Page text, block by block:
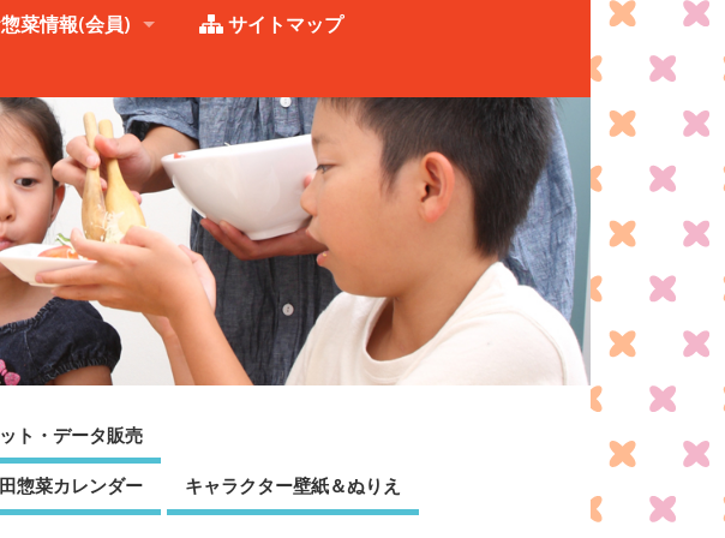
菜情報(会員)
サイトマップ
ト・データ販売
惣菜カレンダー キャラクター壁紙＆ぬりえ